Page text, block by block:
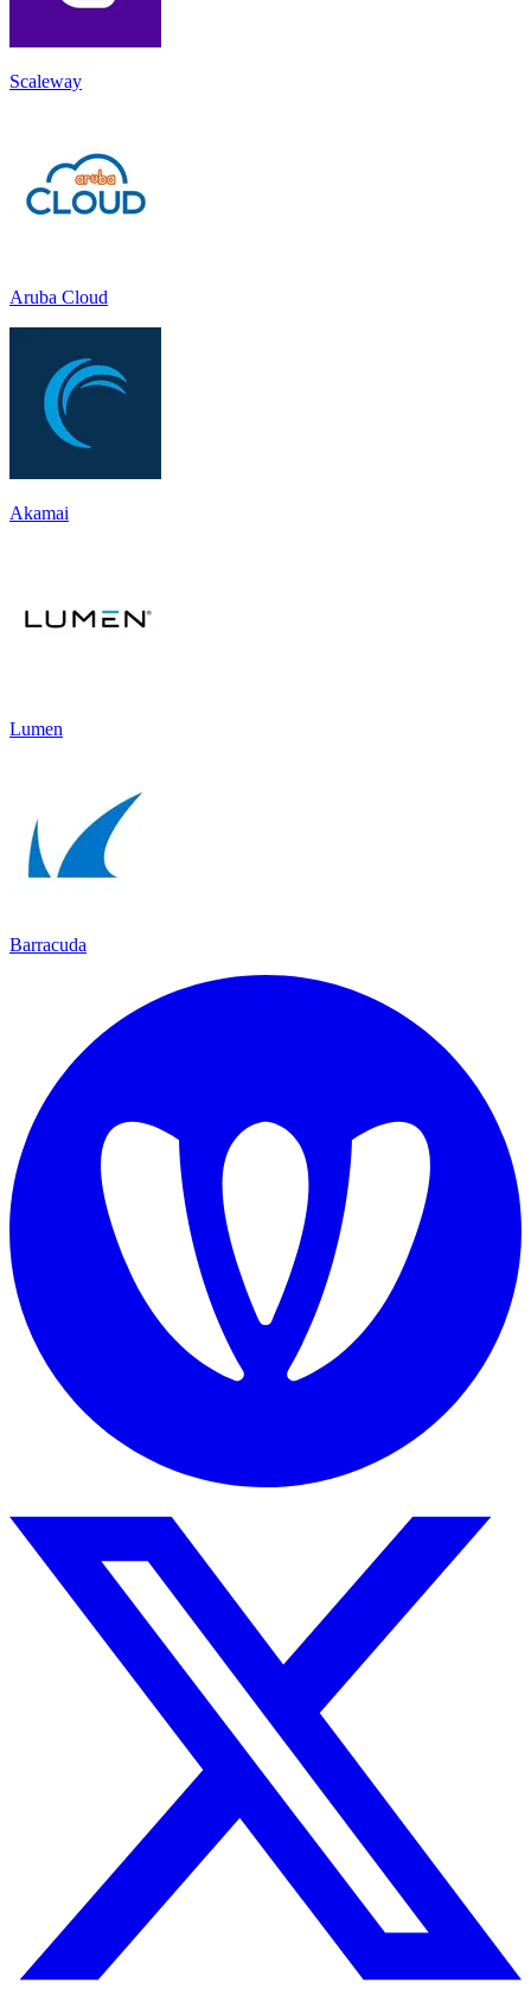
Scaleway
Aruba Cloud
Akamai
Lumen
Barracuda